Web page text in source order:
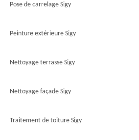
Pose de carrelage Sigy
Peinture extérieure Sigy
Nettoyage terrasse Sigy
Nettoyage façade Sigy
Traitement de toiture Sigy